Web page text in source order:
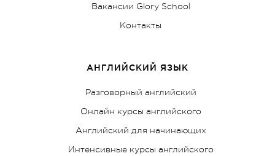
Вакансии Glory School
Контакты
АНГЛИЙСКИЙ ЯЗЫК
Разговорный английский
Онлайн курсы английского
Английский для начинающих
Интенсивные курсы английского